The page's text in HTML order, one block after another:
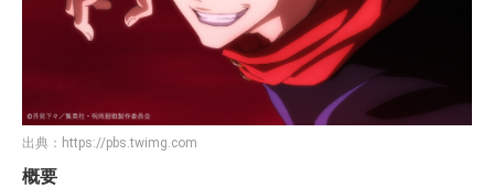
出典： https://pbs.twimg.com
概要